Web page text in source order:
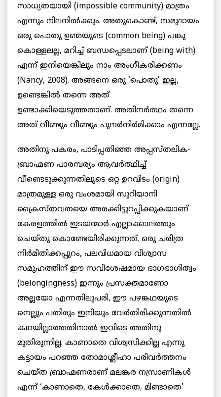
സാധ്യതയായി (impossible community) മാത്രം
എന്നും നിലനിൽക്കും. അതുകൊണ്ട്, സമുദായം
ഒരു പൊതു ഉണ്മയുടെ (common being) പങ്കു
കൊള്ളലല്ല, മറിച്ച് ബന്ധപ്പെടലാണ് (being with)
എന്ന് ഇനിയെങ്കിലും നാം അംഗീകരിക്കണം
(Nancy, 2008). അങ്ങനെ ഒരു ‘പൊതു’ ഇല്ല,
ഉണ്ടെങ്കിൽ തന്നെ അത്
ഉണ്ടാക്കിയെടുത്തതാണ്. അതിനർത്ഥം തന്നെ
അത് വീണ്ടും വീണ്ടും പുനർനിർമിക്കാം എന്നല്ലേ.
അതിനു പകരം, പാടിപ്പതിഞ്ഞ അപ്പസ്തലിക-
ബ്രാഹ്മണ പാരമ്പര്യം ആവർത്ഥിച്ച്
വീണ്ടെടുക്കുന്നതിലൂടെ ഒറ്റ ഉറവിടം (origin)
മാത്രമുള്ള ഒരു വംശമായി സുറിയാനി
ക്രൈസ്തവതയെ അരക്കിട്ടുറപ്പിക്കുകയാണ്
കേരളത്തിൽ ഇടയന്മാർ എല്ലാക്കാലത്തും
ചെയ്തു കൊണ്ടേയിരിക്കുന്നത്. ഒരു ചരിത്ര
നിർമിതിക്കപ്പുറം, പലവിധമായ വിശ്വാസ
സമൂഹത്തിന് ഈ സവിശേഷമായ ഭാഗഭാഗിത്വം
(belongingness) ഇന്നും പ്രസക്തമാണോ
അല്ലയോ എന്നതിലുപരി, ഈ പഴങ്കഥയുടെ
നെല്ലും പതിരും ഇനിയും വേർതിരിക്കുന്നതിൽ
കഥയില്ലാത്തതിനാൽ ഇവിടെ അതിനു
മുതിരുന്നില്ല. കാണാതെ വിശ്വസിക്കില്ല എന്നു
കട്ടായം പറഞ്ഞ തോമാശ്ലീഹാ പരിവർത്തനം
ചെയ്ത ബ്രാഹ്മണരാണ് മലങ്കര നസ്രാണികൾ
എന്ന് ‘കാണാതെ, കേൾക്കാതെ, മിണ്ടാതെ’